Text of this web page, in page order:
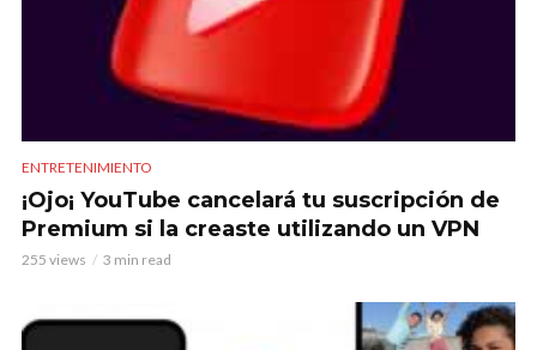
ENTRETENIMIENTO
¡Ojo¡ YouTube cancelará tu suscripción de
Premium si la creaste utilizando un VPN
255 views 3 min read